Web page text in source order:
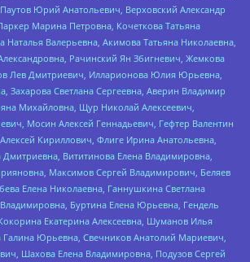
Юрий Анатольевич, Верховский Александр
Марина Петровна, Кочеткова Татьяна
Валерьевна, Акимова Татьяна Николаевна,
Рачинский Ян Збигневич, Жемкова
Лев Дмитриевич, Илларионова Юлия Юрьевна,
Захарова Светлана Сергеевна, Аверин Владимир
Михайловна, Щур Николай Алексеевич,
Мосин Алексей Геннадьевич, Гефтер Валентин
Кириллович, Флиге Ирина Анатольевна,
Вититинова Елена Владимировна,
Максимов Сергей Владимирович, Беляев
Елена Николаевна, Ганнушкина Светлана
Владимировна, Буртина Елена Юрьевна, Гендель
Екатерина Алексеевна, Шуманов Илья
Галина Юрьевна, Свечников Анатолий Мариевич,
Шахова Елена Владимировна, Подузов Сергей